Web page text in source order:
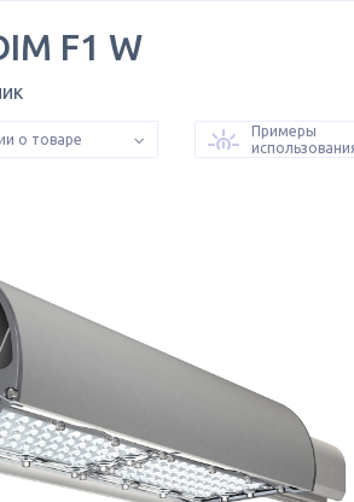
F1 W
о товаре
Примеры